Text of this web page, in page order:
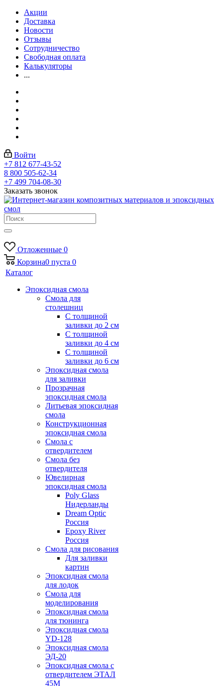
Акции
Доставка
Новости
Отзывы
Сотрудничество
Свободная оплата
Калькуляторы
...
Войти
+7 812 677-43-52
8 800 505-62-34
+7 499 704-08-30
Заказать звонок
Отложенные 0
Корзина0 пуста 0
Каталог
Эпоксидная смола
Смола для
столешниц
С толщиной
заливки до 2 см
С толщиной
заливки до 4 см
С толщиной
заливки до 6 см
Эпоксидная смола
для заливки
Прозрачная
эпоксидная смола
Литьевая эпоксидная
смола
Конструкционная
эпоксидная смола
Смола с
отвердителем
Смола без
отвердителя
Ювелирная
эпоксидная смола
Poly Glass
Нидерланды
Dream Optic
Россия
Epoxy River
Россия
Смола для рисования
Для заливки
картин
Эпоксидная смола
для лодок
Смола для
моделирования
Эпоксидная смола
для тюнинга
Эпоксидная смола
YD-128
Эпоксидная смола
ЭД-20
Эпоксидная смола с
отвердителем ЭТАЛ
45М